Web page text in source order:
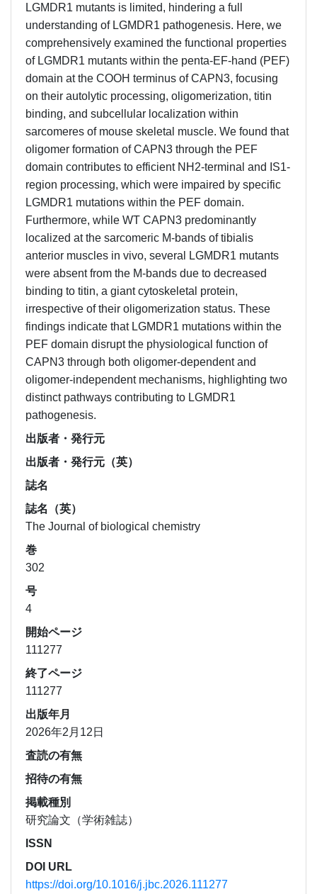
LGMDR1 mutants is limited, hindering a full
understanding of LGMDR1 pathogenesis. Here, we
comprehensively examined the functional properties
of LGMDR1 mutants within the penta-EF-hand (PEF)
domain at the COOH terminus of CAPN3, focusing
on their autolytic processing, oligomerization, titin
binding, and subcellular localization within
sarcomeres of mouse skeletal muscle. We found that
oligomer formation of CAPN3 through the PEF
domain contributes to efficient NH2-terminal and IS1-
region processing, which were impaired by specific
LGMDR1 mutations within the PEF domain.
Furthermore, while WT CAPN3 predominantly
localized at the sarcomeric M-bands of tibialis
anterior muscles in vivo, several LGMDR1 mutants
were absent from the M-bands due to decreased
binding to titin, a giant cytoskeletal protein,
irrespective of their oligomerization status. These
findings indicate that LGMDR1 mutations within the
PEF domain disrupt the physiological function of
CAPN3 through both oligomer-dependent and
oligomer-independent mechanisms, highlighting two
distinct pathways contributing to LGMDR1
pathogenesis.
出版者・発行元
出版者・発行元（英）
誌名
誌名（英）
The Journal of biological chemistry
巻
302
号
4
開始ページ
111277
終了ページ
111277
出版年月
2026年2月12日
査読の有無
招待の有無
掲載種別
研究論文（学術雑誌）
ISSN
DOI URL
https://doi.org/10.1016/j.jbc.2026.111277